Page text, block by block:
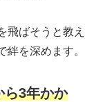
飛ばそうと教え
絆を深めます。
ら3年かか